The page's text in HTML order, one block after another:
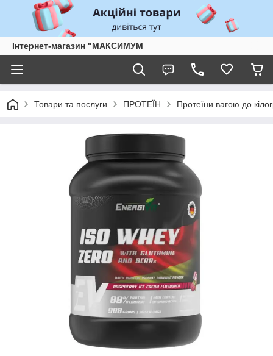
Інтернет-магазин "МАКСИМУМ
Товари та послуги ПРОТЕЇН Протеїни вагою до